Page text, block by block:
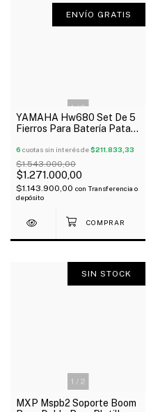
1/2
ENVÍO GRATIS
YAMAHA Hw680 Set De 5
Fierros Para Batería Pata
6 cuotas sin interés de$211.833,33
$1.543.000,00
$1.271.000,00
$1.143.900,00 con Transferencia o
depósito
1 / 2
SIN STOCK
MXP Mspb2 Soporte Boom